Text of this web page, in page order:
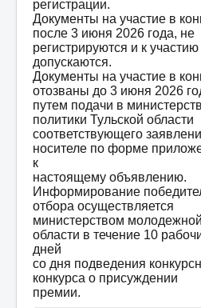
регистрации.
Документы на участие в
после 3 июня 2026 года, не
регистрируются и к
допускаются.
Документы на участие в
отозваны до 3 июня 2026
путем подачи в
политики Тульской области
соответствующего
носителе по форме
к
настоящему объявлению.
Информирование
отбора осуществляется
министерством
области в течение 10
дней
со дня подведения
конкурса о присуждении
премии.